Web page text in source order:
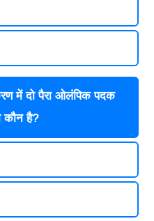
में दो पैरा ओलंपिक पदक
कौन है?